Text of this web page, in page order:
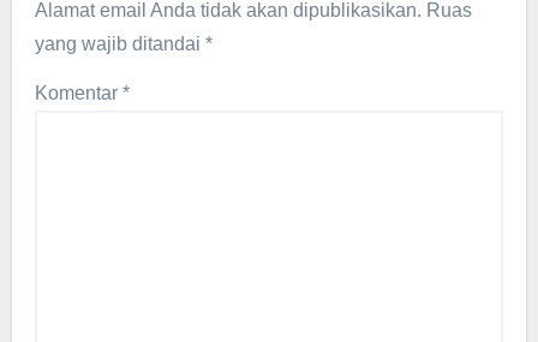
Alamat email Anda tidak akan dipublikasikan. Ruas
yang wajib ditandai*
Komentar*